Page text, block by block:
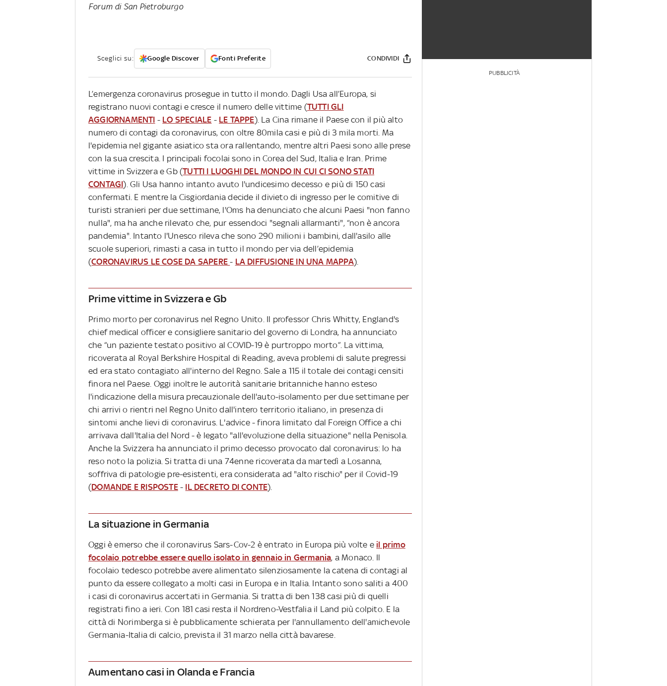
Forum di San Pietroburgo
Sceglici su: Google Discover Fonti Preferite CONDIVIDI
L’emergenza coronavirus prosegue in tutto il mondo. Dagli Usa all’Europa, si
registrano nuovi contagi e cresce il numero delle vittime (TUTTI GLI
AGGIORNAMENTI - LO SPECIALE - LE TAPPE). La Cina rimane il Paese con il più alto
numero di contagi da coronavirus, con oltre 80mila casi e più di 3 mila morti. Ma
l'epidemia nel gigante asiatico sta ora rallentando, mentre altri Paesi sono alle prese
con la sua crescita. I principali focolai sono in Corea del Sud, Italia e Iran. Prime
vittime in Svizzera e Gb (TUTTI I LUOGHI DEL MONDO IN CUI CI SONO STATI
CONTAGI). Gli Usa hanno intanto avuto l'undicesimo decesso e più di 150 casi
confermati. E mentre la Cisgiordania decide il divieto di ingresso per le comitive di
turisti stranieri per due settimane, l'Oms ha denunciato che alcuni Paesi "non fanno
nulla", ma ha anche rilevato che, pur essendoci "segnali allarmanti", “non è ancora
pandemia". Intanto l'Unesco rileva che sono 290 milioni i bambini, dall'asilo alle
scuole superiori, rimasti a casa in tutto il mondo per via dell’epidemia
(CORONAVIRUS LE COSE DA SAPERE- LA DIFFUSIONE IN UNA MAPPA).
Prime vittime in Svizzera e Gb
Primo morto per coronavirus nel Regno Unito. Il professor Chris Whitty, England's
chief medical officer e consigliere sanitario del governo di Londra, ha annunciato
che “un paziente testato positivo al COVID-19 è purtroppo morto”. La vittima,
ricoverata al Royal Berkshire Hospital di Reading, aveva problemi di salute pregressi
ed era stato contagiato all'interno del Regno. Sale a 115 il totale dei contagi censiti
finora nel Paese. Oggi inoltre le autorità sanitarie britanniche hanno esteso
l'indicazione della misura precauzionale dell'auto-isolamento per due settimane per
chi arrivi o rientri nel Regno Unito dall'intero territorio italiano, in presenza di
sintomi anche lievi di coronavirus. L'advice - finora limitato dal Foreign Office a chi
arrivava dall'Italia del Nord - è legato "all'evoluzione della situazione" nella Penisola.
Anche la Svizzera ha annunciato il primo decesso provocato dal coronavirus: lo ha
reso noto la polizia. Si tratta di una 74enne ricoverata da martedì a Losanna,
soffriva di patologie pre-esistenti, era considerata ad "alto rischio" per il Covid-19
(DOMANDE E RISPOSTE- IL DECRETO DI CONTE).
La situazione in Germania
Oggi è emerso che il coronavirus Sars-Cov-2 è entrato in Europa più volte e il primo
focolaio potrebbe essere quello isolato in gennaio in Germania, a Monaco. Il
focolaio tedesco potrebbe avere alimentato silenziosamente la catena di contagi al
punto da essere collegato a molti casi in Europa e in Italia. Intanto sono saliti a 400
i casi di coronavirus accertati in Germania. Si tratta di ben 138 casi più di quelli
registrati fino a ieri. Con 181 casi resta il Nordreno-Vestfalia il Land più colpito. E la
città di Norimberga si è pubblicamente schierata per l'annullamento dell'amichevole
Germania-Italia di calcio, prevista il 31 marzo nella città bavarese.
Aumentano casi in Olanda e Francia
PUBBLICITÀ